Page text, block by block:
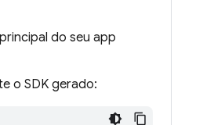
do seu app
o SDK gerado: